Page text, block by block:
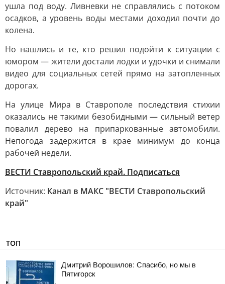
ушла под воду. Ливневки не справлялись с потоком
осадков, а уровень воды местами доходил почти до
колена.
Но нашлись и те, кто решил подойти к ситуации с
юмором — жители достали лодки и удочки и снимали
видео для социальных сетей прямо на затопленных
дорогах.
На улице Мира в Ставрополе последствия стихии
оказались не такими безобидными — сильный ветер
повалил дерево на припаркованные автомобили.
Непогода задержится в крае минимум до конца
рабочей недели.
ВЕСТИ Ставропольский край. Подписаться
Источник: Канал в МАКС "ВЕСТИ Ставропольский
край"
ТОП
Дмитрий Ворошилов: Спасибо, но мы в
Пятигорск